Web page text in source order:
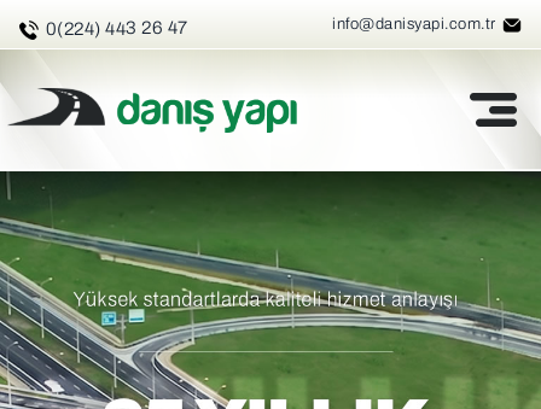
0(224) 443 26 47
DANIS
info@danisyapi.com.tr